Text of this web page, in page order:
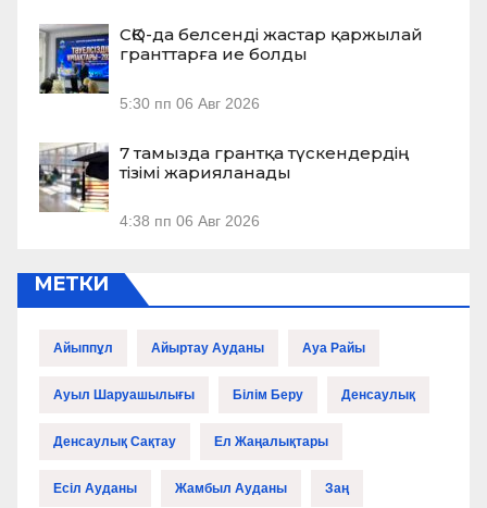
СҚО-да белсенді жастар қаржылай
гранттарға ие болды
5:30 пп 06 Авг 2026
7 тамызда грантқа түскендердің
тізімі жарияланады
4:38 пп 06 Авг 2026
МЕТКИ
Айыппұл Айыртау Ауданы Ауа Райы
Ауыл Шаруашылығы Білім Беру Денсаулық
Денсаулық Сақтау Ел Жаңалықтары
Есіл Ауданы Жамбыл Ауданы Заң